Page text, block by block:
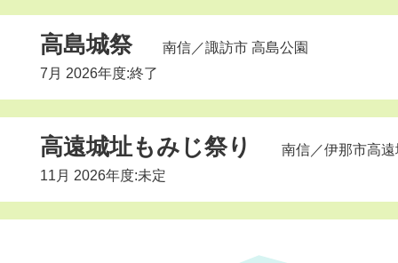
高島城祭 南信 ／諏訪市 高島公園
7月 2026年度:終了
高遠城址もみじ祭り 南信 ／伊那市高
11月 2026年度:未定